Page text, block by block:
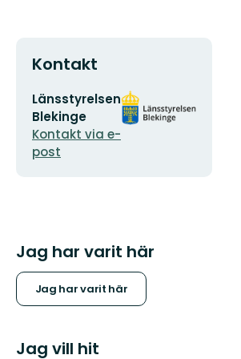
Kontakt
E-
postadress
Länsstyrelsen
Blekinge
Kontakt via e-
post
Organisationens
logotyp
Jag har varit här
Jag har varit här
Jag vill hit